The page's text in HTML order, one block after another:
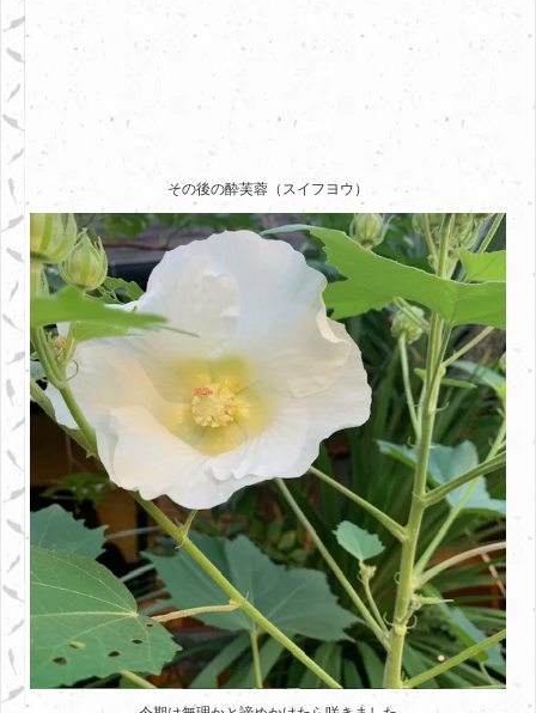
その後の酔芙蓉（スイフヨウ）